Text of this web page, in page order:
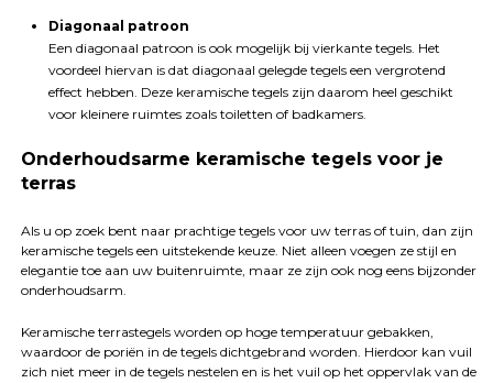
Diagonaal patroon
Een diagonaal patroon is ook mogelijk bij vierkante tegels. Het
voordeel hiervan is dat diagonaal gelegde tegels een vergrotend
effect hebben. Deze keramische tegels zijn daarom heel geschikt
voor kleinere ruimtes zoals toiletten of badkamers.
Onderhoudsarme keramische tegels voor je
terras
Als u op zoek bent naar prachtige tegels voor uw terras of tuin, dan zijn
keramische tegels een uitstekende keuze. Niet alleen voegen ze stijl en
elegantie toe aan uw buitenruimte, maar ze zijn ook nog eens bijzonder
onderhoudsarm.
Keramische terrastegels worden op hoge temperatuur gebakken,
waardoor de poriën in de tegels dichtgebrand worden. Hierdoor kan vuil
zich niet meer in de tegels nestelen en is het vuil op het oppervlak van de